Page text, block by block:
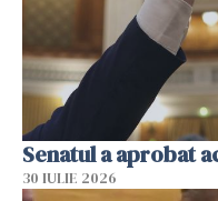
Senatul a aprobat
30 IULIE 2026